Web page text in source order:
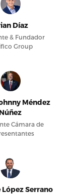
Díaz
& Fundador
Group
Méndez
Núñez
Cámara de
López Serrano